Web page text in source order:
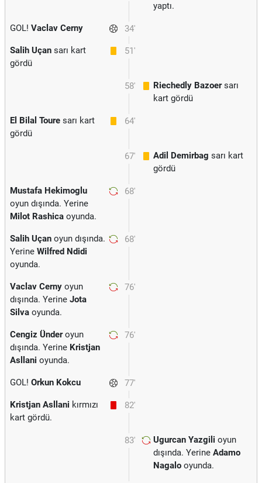
yaptı.
34'
GOL! Vaclav Cerny
51'
Salih Uçan sarı kart
gördü
58' Riechedly Bazoersarı
kart gördü
64'
El Bilal Toure sarı kart
gördü
67' Adil Demirbag sarı kart
gördü
68'
Mustafa Hekimoglu
oyun dışında. Yerine
Milot Rashica oyunda.
68'
Salih Uçan oyun dışında.
Yerine Wilfred Ndidi
oyunda.
76'
Vaclav Cerny oyun
dışında. Yerine Jota
Silva oyunda.
76'
Cengiz Ünderoyun
dışında. Yerine Kristjan
Asllani oyunda.
77'
GOL! Orkun Kokcu
82'
Kristjan Asllani kırmızı
kart gördü.
83' Ugurcan Yazgili oyun
dışında. Yerine Adamo
Nagalo oyunda.